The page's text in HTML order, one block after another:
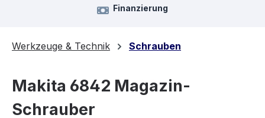
Finanzierung
Werkzeuge & Technik Schrauben
Makita 6842 Magazin-
Schrauber